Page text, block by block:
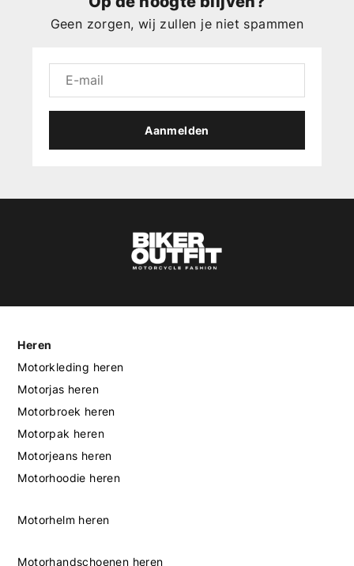
Geen zorgen, wij zullen je niet spammen
Aanmelden
Heren
Motorkleding heren
Motorjas heren
Motorbroek heren
Motorpak heren
Motorjeans heren
Motorhoodie heren
Motorhelm heren
Motorhandschoenen heren